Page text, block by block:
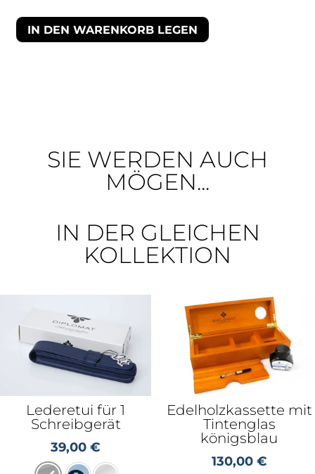
IN DEN WARENKORB LEGEN
SIE WERDEN AUCH
MÖGEN...
IN DER GLEICHEN
KOLLEKTION
Lederetui für 1
Schreibgerät
39,00€
Edelholzkassette mit
Tintenglas
königsblau
130,00 €